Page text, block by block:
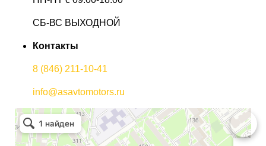
СБ-ВС ВЫХОДНОЙ
Контакты
8 (846) 211-10-41
info@asavtomotors.ru